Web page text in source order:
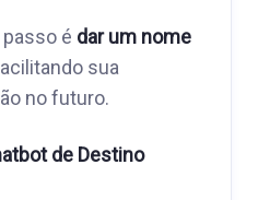
é dar um nome
sua
no futuro.
de Destino